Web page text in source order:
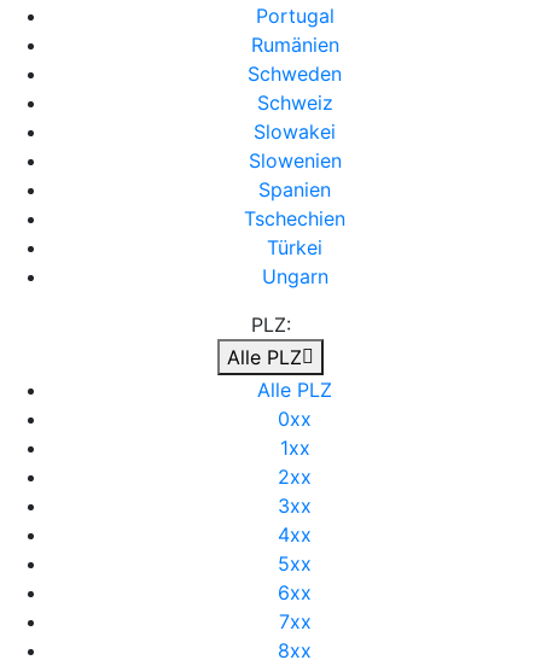
Portugal
Rumänien
Schweden
Schweiz
Slowakei
Slowenien
Spanien
Tschechien
Türkei
Ungarn
PLZ:
Alle PLZ
Alle PLZ
0xx
1xx
2xx
3xx
4xx
5xx
6xx
7xx
8xx